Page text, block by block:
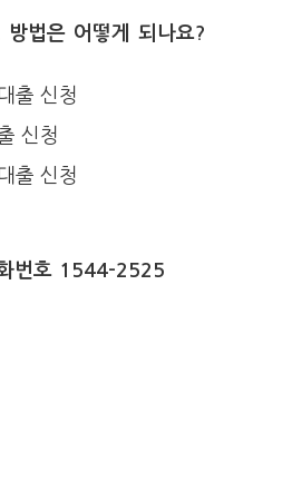
법은 어떻게 되나요?
출 신청
신청
출 신청
번호 1544-2525